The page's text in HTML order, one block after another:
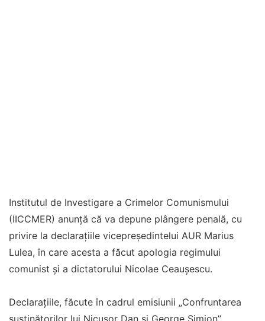
Institutul de Investigare a Crimelor Comunismului
(IICCMER) anunţă că va depune plângere penală, cu
privire la declaraţiile vicepreședintelui AUR Marius
Lulea, în care acesta a făcut apologia regimului
comunist şi a dictatorului Nicolae Ceauşescu.
Declaraţiile, făcute în cadrul emisiunii „Confruntarea
susţinătorilor lui Nicuşor Dan şi George Simion”,